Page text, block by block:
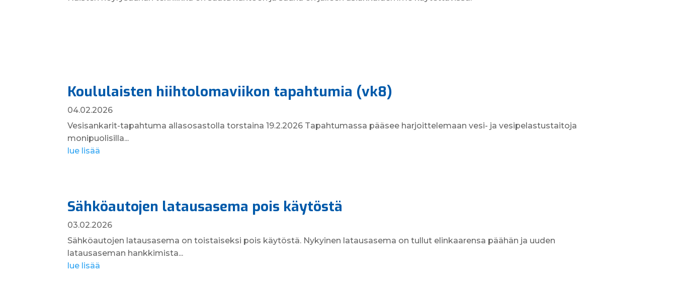
Koululaisten hiihtolomaviikon tapahtumia (vk8)
04.02.2026
Vesisankarit-tapahtuma allasosastolla torstaina 19.2.2026 Tapahtumassa pääsee harjoittelemaan vesi- ja vesipelastustaitoja
monipuolisilla...
lue lisää
Sähköautojen latausasema pois käytöstä
03.02.2026
Sähköautojen latausasema on toistaiseksi pois käytöstä. Nykyinen latausasema on tullut elinkaarensa päähän ja uuden
latausaseman hankkimista...
lue lisää